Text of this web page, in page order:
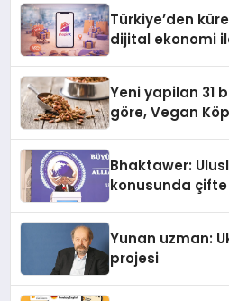
Türkiye’den
dijital ekonomi
Yeni yapilan 31
göre, Vegan
Bhaktawer:
konusunda
Yunan uzman:
projesi